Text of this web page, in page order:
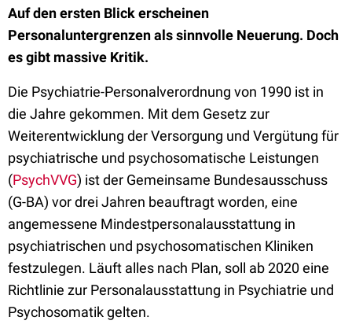
Auf den ersten Blick erscheinen
Personaluntergrenzen als sinnvolle Neuerung. Doch
es gibt massive Kritik.
Die Psychiatrie-Personalverordnung von 1990 ist in
die Jahre gekommen. Mit dem Gesetz zur
Weiterentwicklung der Versorgung und Vergütung für
psychiatrische und psychosomatische Leistungen
(PsychVVG) ist der Gemeinsame Bundesausschuss
(G-BA) vor drei Jahren beauftragt worden, eine
angemessene Mindestpersonalausstattung in
psychiatrischen und psychosomatischen Kliniken
festzulegen. Läuft alles nach Plan, soll ab 2020 eine
Richtlinie zur Personalausstattung in Psychiatrie und
Psychosomatik gelten.